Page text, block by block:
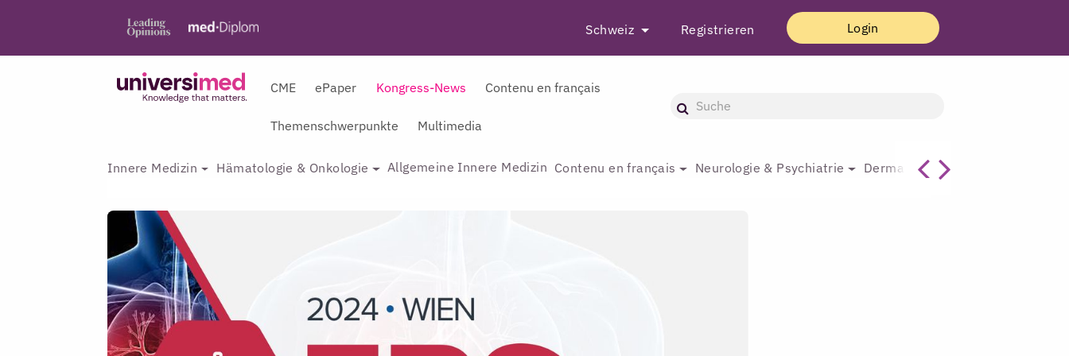
Schweiz Registrieren Login
CME ePaper Kongress-News Contenu en français
Themenschwerpunkte Multimedia
Innere Medizin Hämatologie & Onkologie Allgemeine Innere Medizin Contenu en français Neurologie & Psychiatrie Dermatologie & Plastische